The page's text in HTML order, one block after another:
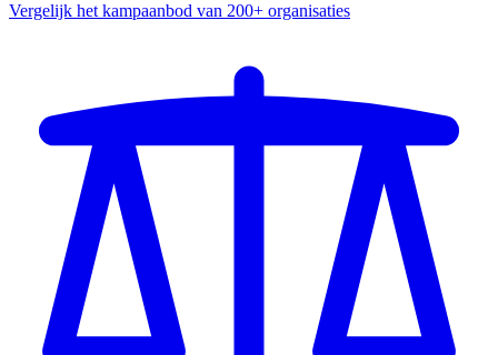
Vergelijk het kampaanbod van 200+ organisaties